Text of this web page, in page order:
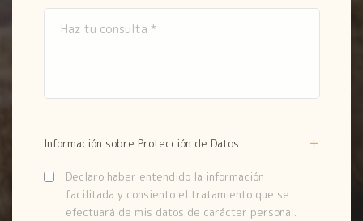
Información sobre Protección de Datos
Declaro haber entendido la información
facilitada y consiento el tratamiento que se
efectuará de mis datos de carácter personal.